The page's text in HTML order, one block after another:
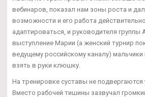
вебинаров, показал нам зоны роста и
возможности и его работа
адаптироваться, и руководителя группы
выступление Марии (а женский турнир
ведущему российскому каналу) мальчики
взять в руки клюшку.
На тренировке суставы не подвергаются
Вместо рабочей тишины зазвучал